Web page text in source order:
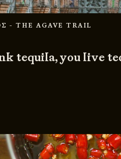
- THE AGAVE TRAIL
tequila, you live